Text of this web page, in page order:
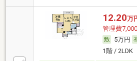
12.20万
管理費
5万円
1階 / 2LDK